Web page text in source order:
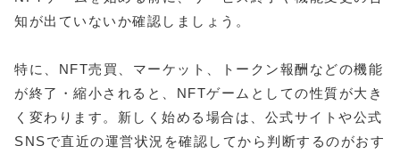
知が出ていないか確認しましょう。
特に、NFT売買、マーケット、トークン報酬などの機能
が終了・縮小されると、NFTゲームとしての性質が大き
く変わります。新しく始める場合は、公式サイトや公式
SNSで直近の運営状況を確認してから判断するのがおす